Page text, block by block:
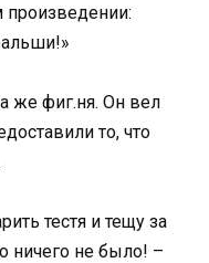
произведении:
же фиг.ня. Он вел
то, что
тестя и тещу за
ничего не было! –